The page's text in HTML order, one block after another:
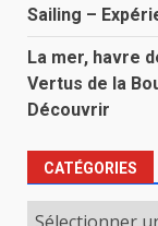
Sailing –
La mer, havre
Vertus de la
Découvrir
CATÉGORIES
Catégories